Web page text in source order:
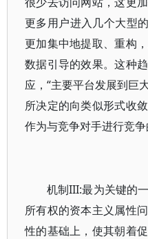
更多用户进入几个大型
更加集中地提取、重构
数据引导的效果。这种
应，“主要平台发展到巨
所决定的向类似形式收
作为与竞争对手进行竞争
机制III:最为关键的
所有权的资本主义属性
性的基础上，使其朝着